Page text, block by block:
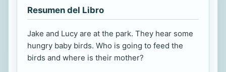
Resumen del Libro
Jake and Lucy are at the park. They hear some
hungry baby birds. Who is going to feed the
birds and where is their mother?